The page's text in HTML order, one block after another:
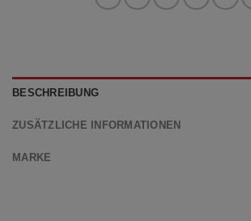
BESCHREIBUNG
ZUSÄTZLICHE INFORMATIONEN
MARKE